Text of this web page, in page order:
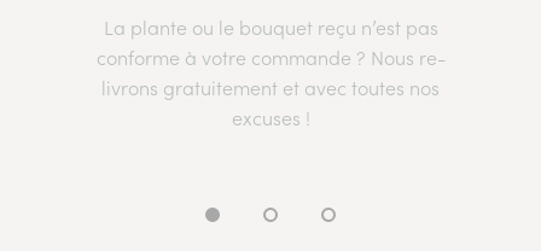
La plante ou le bouquet reçu n’est pas
conforme à votre commande ? Nous re-
livrons gratuitement et avec toutes nos
excuses !